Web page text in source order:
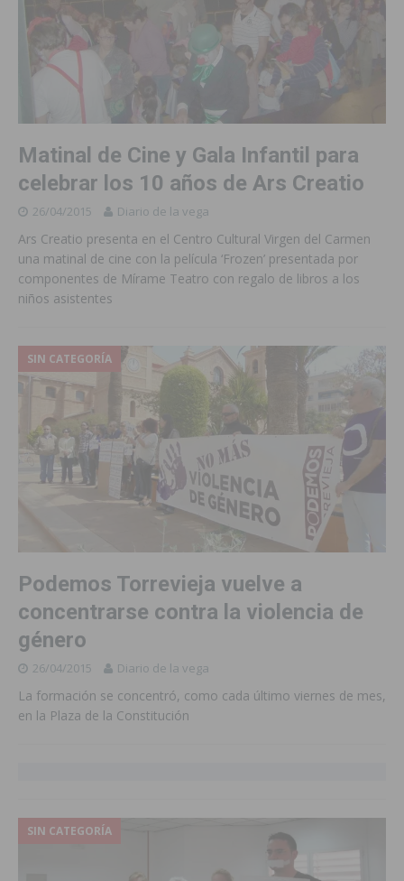
Matinal de Cine y Gala Infantil para
celebrar los 10 años de Ars Creatio
26/04/2015 Diario de la vega
Ars Creatio presenta en el Centro Cultural Virgen del Carmen
una matinal de cine con la película ‘Frozen’ presentada por
componentes de Mírame Teatro con regalo de libros a los
niños asistentes
SIN CATEGORÍA
Podemos Torrevieja vuelve a
concentrarse contra la violencia de
género
26/04/2015 Diario de la vega
La formación se concentró, como cada último viernes de mes,
en la Plaza de la Constitución
SIN CATEGORÍA